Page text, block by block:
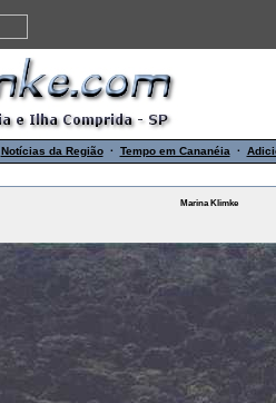
Notícias da Região· Tempo em Cananéia ·
Marina Klimke